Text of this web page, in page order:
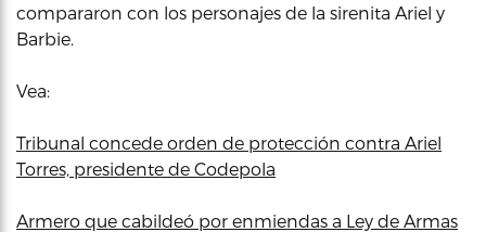
compararon con los personajes de la sirenita Ariel y
Barbie.
Vea:
Tribunal concede orden de protección contra Ariel
Torres, presidente de Codepola
Armero que cabildeó por enmiendas a Ley de Armas